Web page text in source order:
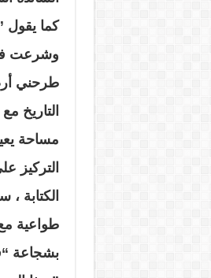
كما يقول
وشرعت في
طرحني
التاريخ
مساحة
التركيز
الكتابة
طواعية
بشجاعة